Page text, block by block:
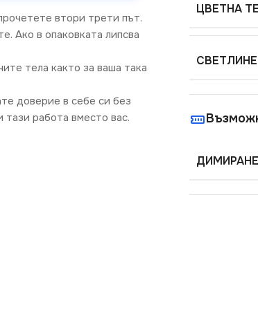
втори трети път.
Ако в опаковката липсва
тела както за ваша така
доверие в себе си без
работа вместо вас.
ЦВЕТНА
ДИМИРАНЕ